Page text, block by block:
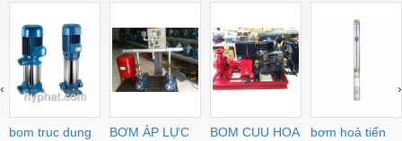
bom truc dung
BƠM ÁP LỰC
BOM CUU HOA
bơm hoả tiển
‹ ›